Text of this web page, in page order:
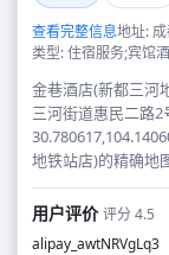
查看完整信息地址:
类型: 住宿服务;宾馆
金巷酒店(新都三河
三河街道惠民二路2
地铁站店)的精确地
用户评价评分 4.5
alipay_awtNRVgLq3